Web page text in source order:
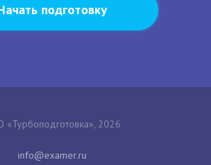
подготовку
«Турбоподготовка», 2026